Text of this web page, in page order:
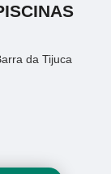
da Tijuca